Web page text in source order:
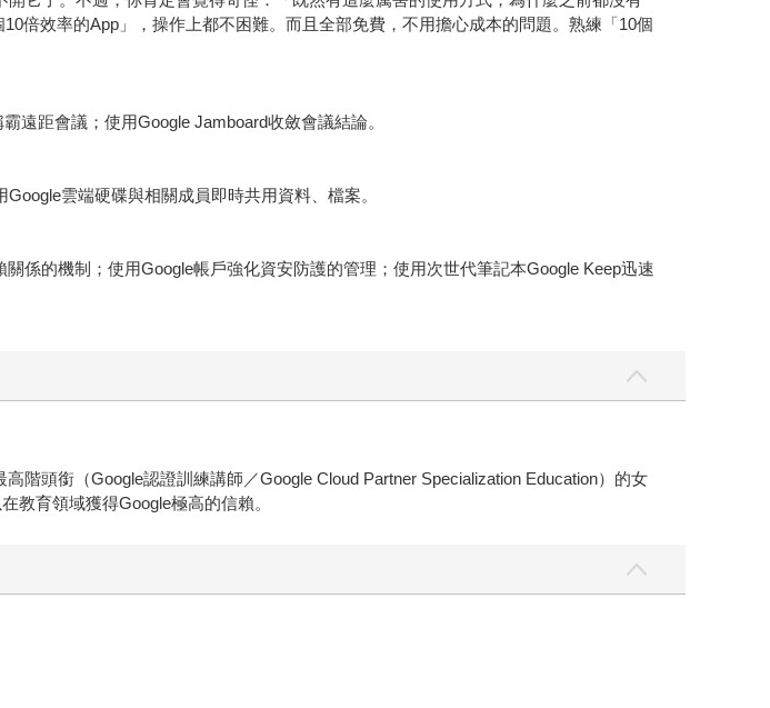
倍效率的App」，操作上都不困難。而且全部免費，不用擔心成本的問題。熟練「10個
遠距會議；使用Google Jamboard收斂會議結論。
雲端硬碟與相關成員即時共用資料、檔案。
係的機制；使用Google帳戶強化資安防護的管理；使用次世代筆記本Google Keep迅速
階頭銜（Google認證訓練講師／Google Cloud Partner Specialization Education）的女
教育領域獲得Google極高的信賴。